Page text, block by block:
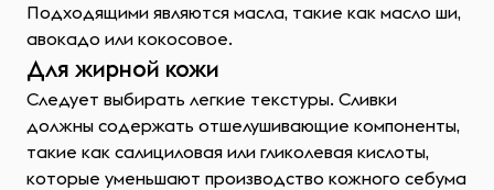
Подходящими являются масла, такие как масло ши,
авокадо или кокосовое.
Для жирной кожи
Следует выбирать легкие текстуры. Сливки
должны содержать отшелушивающие компоненты,
такие как салициловая или гликолевая кислоты,
которые уменьшают производство кожного себума